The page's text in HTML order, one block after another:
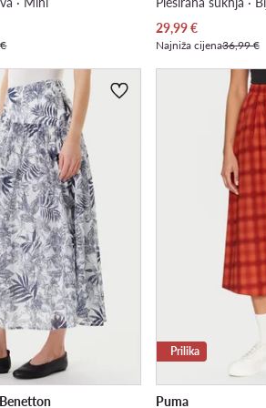
Trenutna cijena
29,99€
Najniža cijena36,99 €
Prilika
Puma